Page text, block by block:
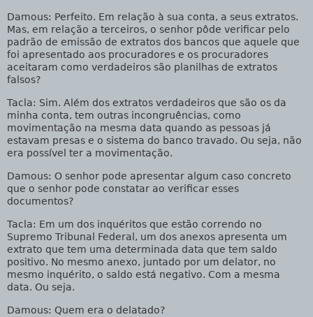
Damous: Perfeito. Em relação à sua conta, a seus extratos.
Mas, em relação a terceiros, o senhor pôde verificar pelo
padrão de emissão de extratos dos bancos que aquele que
foi apresentado aos procuradores e os procuradores
aceitaram como verdadeiros são planilhas de extratos
falsos?
Tacla: Sim. Além dos extratos verdadeiros que são os da
minha conta, tem outras incongruências, como
movimentação na mesma data quando as pessoas já
estavam presas e o sistema do banco travado. Ou seja, não
era possível ter a movimentação.
Damous: O senhor pode apresentar algum caso concreto
que o senhor pode constatar ao verificar esses
documentos?
Tacla: Em um dos inquéritos que estão correndo no
Supremo Tribunal Federal, um dos anexos apresenta um
extrato que tem uma determinada data que tem saldo
positivo. No mesmo anexo, juntado por um delator, no
mesmo inquérito, o saldo está negativo. Com a mesma
data. Ou seja.
Damous: Quem era o delatado?